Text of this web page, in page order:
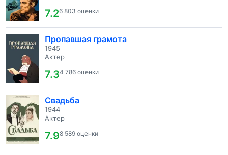
7.26 803 оценки
Пропавшая грамота
1945
Актер
7.34 786 оценки
Свадьба
1944
Актер
7.98 589 оценки